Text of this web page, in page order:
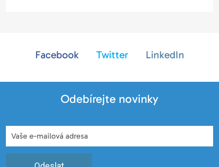
Facebook Twitter LinkedIn
Odebírejte novinky